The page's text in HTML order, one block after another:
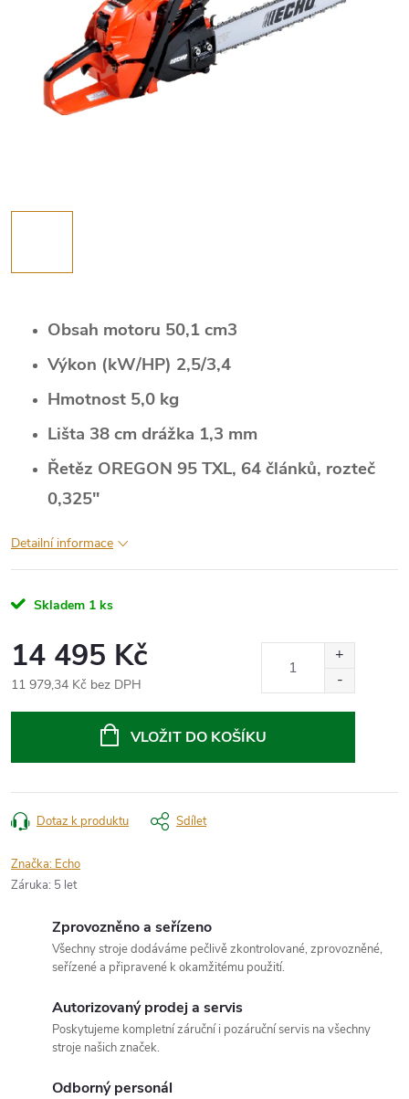
Obsah motoru 50,1 cm3
Výkon (kW/HP) 2,5/3,4
Hmotnost 5,0 kg
Lišta 38 cm drážka 1,3 mm
Řetěz OREGON 95 TXL, 64 článků, rozteč
0,325"
Detailní informace
Skladem 1 ks
14 495 Kč
11 979,34 Kč bez DPH
VLOŽIT DO KOŠÍKU
Dotaz k produktu Sdílet
Značka: Echo
Záruka: 5 let
Zprovozněno a seřízeno
Všechny stroje dodáváme pečlivě zkontrolované, zprovozněné,
seřízené a připravené k okamžitému použití.
Autorizovaný prodej a servis
Poskytujeme kompletní záruční i pozáruční servis na všechny
stroje našich značek.
Odborný personál